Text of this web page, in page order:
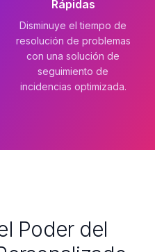
Rápidas
Disminuye el tiempo de
resolución de problemas
con una solución de
seguimiento de
incidencias optimizada.
Poder del